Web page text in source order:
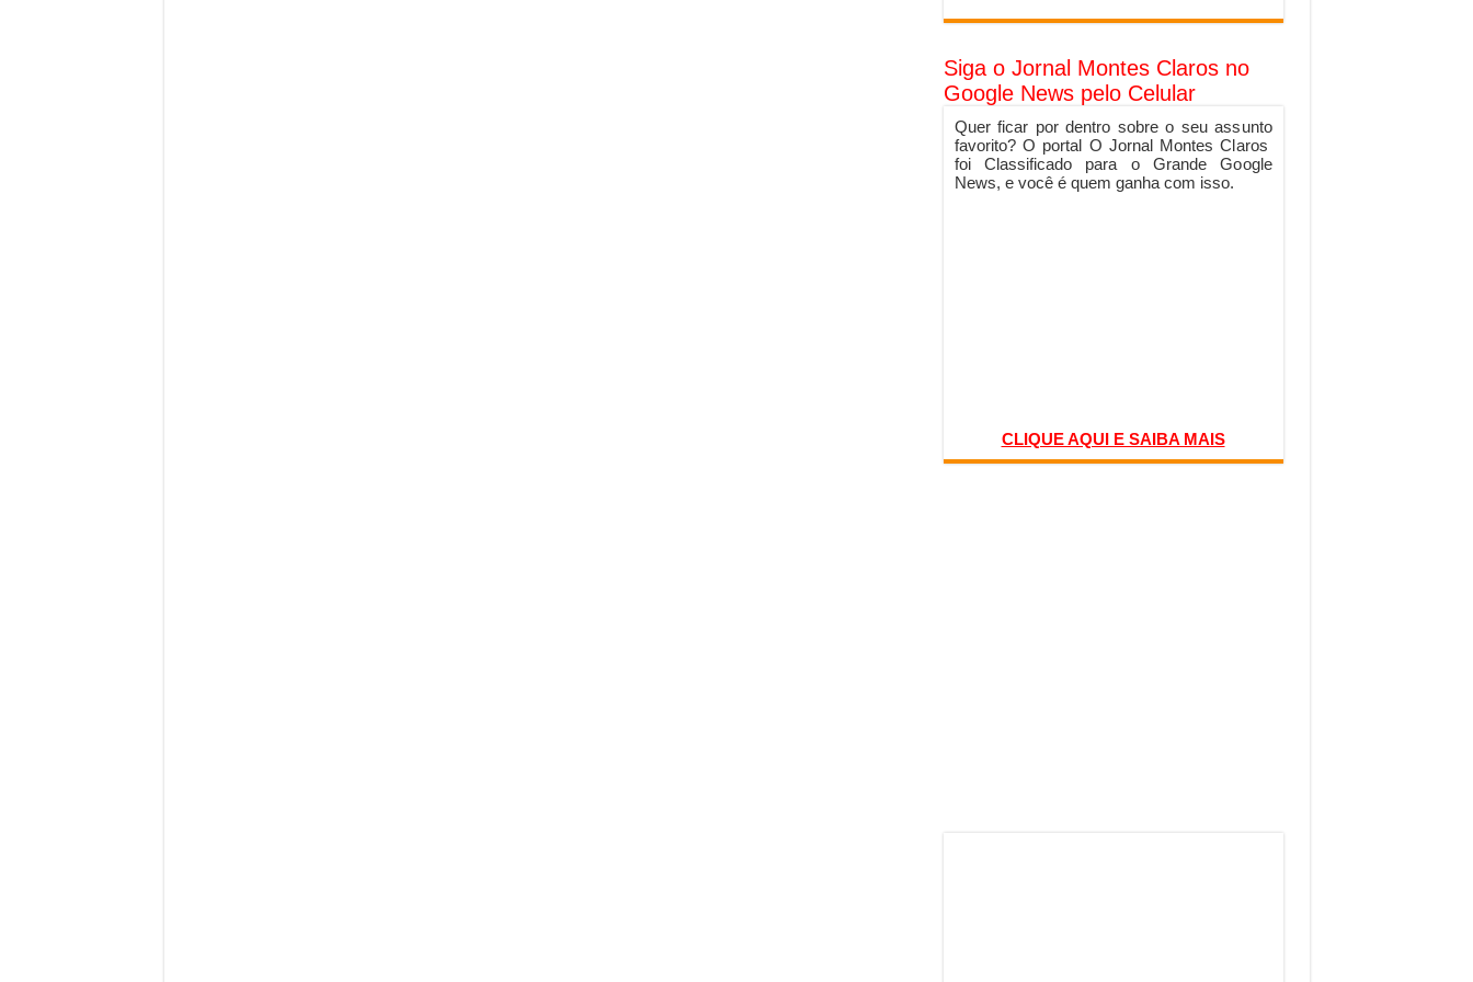
Siga o Jornal Montes Claros no
Google News pelo Celular
Quer ficar por dentro sobre o seu assunto
favorito? O portal O Jornal Montes Claros
foi Classificado para o Grande Google
News, e você é quem ganha com isso.
CLIQUE AQUI E SAIBA MAIS